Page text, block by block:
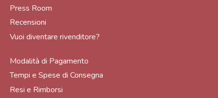
Press Room
Recensioni
Vuoi diventare rivenditore?
Modalità di Pagamento
Tempi e Spese di Consegna
Resi e Rimborsi